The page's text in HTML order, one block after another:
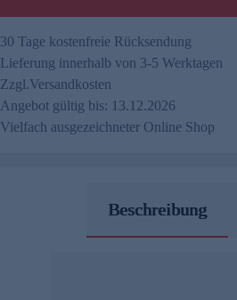
30 Tage kostenfreie Rücksendung
Lieferung innerhalb von 3-5 Werktagen
Zzgl.Versandkosten
Angebot gültig bis: 13.12.2026
Vielfach ausgezeichneter Online Shop
Beschreibung